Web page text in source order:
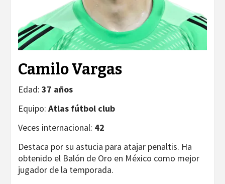
Camilo Vargas
Edad: 37 años
Equipo: Atlas fútbol club
Veces internacional: 42
Destaca por su astucia para atajar penaltis. Ha
obtenido el Balón de Oro en México como mejor
jugador de la temporada.